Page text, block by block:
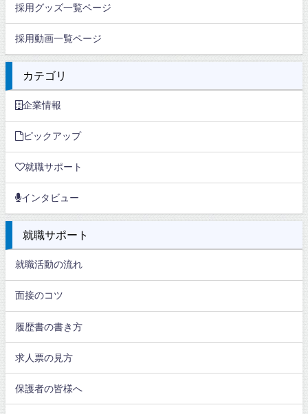
採用グッズ一覧ページ
採用動画一覧ページ
カテゴリ
企業情報
ピックアップ
就職サポート
インタビュー
就職サポート
就職活動の流れ
面接のコツ
履歴書の書き方
求人票の見方
保護者の皆様へ